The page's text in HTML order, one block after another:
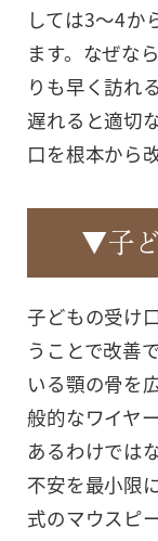
しては3～4か
ます。なぜな
りも早く訪れ
遅れると適切
口を根本から
▼子
子どもの受け
うことで改善
いる顎の骨を
般的なワイヤ
あるわけでは
不安を最小限
式のマウスピ